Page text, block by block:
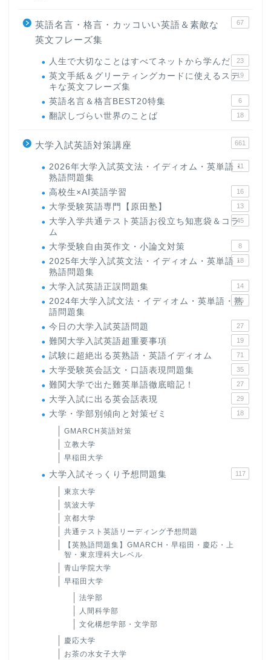
英語名言・格言・カッコいい英語＆素敵な
英文フレーズ集
67
人生で大切なことはすべてネットから学んだ 23
英文手紙＆グリーティングカードに使えるステ
キな英文フレーズ集
19
英語名言＆格言BEST20特集 6
翻訳しづらい世界のことば 18
大学入試英語対策講座 661
2026年大学入試英文法・イディオム・英単語・
熟語問題集
11
高校生×AI英語学習 16
大学受験英語専門【原田塾】 13
大学入学共通テスト英語お役立ち知恵袋＆コラ
ム
45
大学受験自由英作文・小論文対策 8
2025年大学入試英文法・イディオム・英単語・
熟語問題集
18
大学入試英語正誤問題集 14
2024年大学入試文法・イディオム・英単語・熟
語問題集
15
今日の大学入試英語問題 27
難関大学入試英語超重要事項 19
試験に超絶出る英熟語・英語イディオム 71
大学受験英会話文・口語表現問題集 35
難関大学で出た難英単語徹底暗記！ 27
大学入試に出る英会話表現 29
大学・学部別傾向と対策ゼミ 18
GMARCH英語対策
立教大学
早稲田大学
大学入試そっくり予想問題集 117
東京大学
筑波大学
京都大学
共通テスト英語リーディング予想問題
【英熟語問題集】GMARCH・早稲田・慶応・上
智・東京理科大レベル
青山学院大学
早稲田大学
法学部
人間科学部
文化構想学部・文学部
慶応大学
お茶の水女子大学